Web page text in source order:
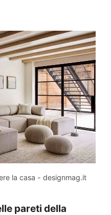
la casa - designmag.it
pareti della